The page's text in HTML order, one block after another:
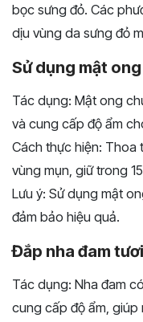
bọc sưng đỏ. Các
dịu vùng da sưng đỏ
Sử dụng mật ong
Tác dụng: Mật ong
và cung cấp độ ẩm
Cách thực hiện: Thoa
vùng mụn, giữ trong
Lưu ý: Sử dụng mật
đảm bảo hiệu quả.
Đắp nha đam tươi
Tác dụng: Nha đam
cung cấp độ ẩm, giúp